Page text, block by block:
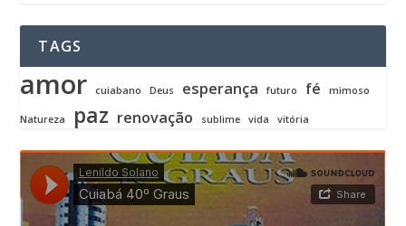
TAGS
amor cuiabano Deus esperança futuro fé mimoso
Natureza paz renovação sublime vida vitória